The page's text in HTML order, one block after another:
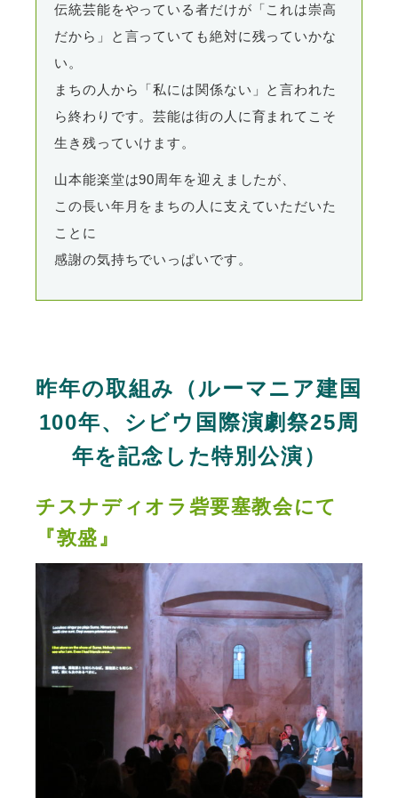
伝統芸能をやっている者だけが「これは崇高
だから」と言っていても絶対に残っていかな
い。
まちの人から「私には関係ない」と言われた
ら終わりです。芸能は街の人に育まれてこそ
生き残っていけます。
山本能楽堂は90周年を迎えましたが、
この長い年月をまちの人に支えていただいた
ことに
感謝の気持ちでいっぱいです。
昨年の取組み（ルーマニア建国
100年、シビウ国際演劇祭25周
年を記念した特別公演）
チスナディオラ砦要塞教会にて
『敦盛』